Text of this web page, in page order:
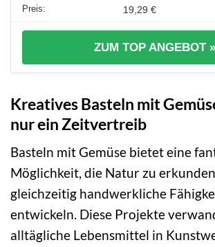
19,29 €
ZUM TOP ANGEBOT »
Kreatives Basteln mit
nur ein Zeitvertreib
Basteln mit Gemüse bietet eine
Möglichkeit, die Natur zu
gleichzeitig handwerkliche
entwickeln. Diese Projekte
alltägliche Lebensmittel in